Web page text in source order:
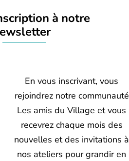
à notre
En vous inscrivant, vous
rejoindrez notre communauté
Les amis du Village et vous
recevrez chaque mois des
nouvelles et des invitations à
nos ateliers pour grandir en